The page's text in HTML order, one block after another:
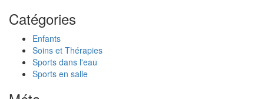
Catégories
Enfants
Soins et Thérapies
Sports dans l'eau
Sports en salle